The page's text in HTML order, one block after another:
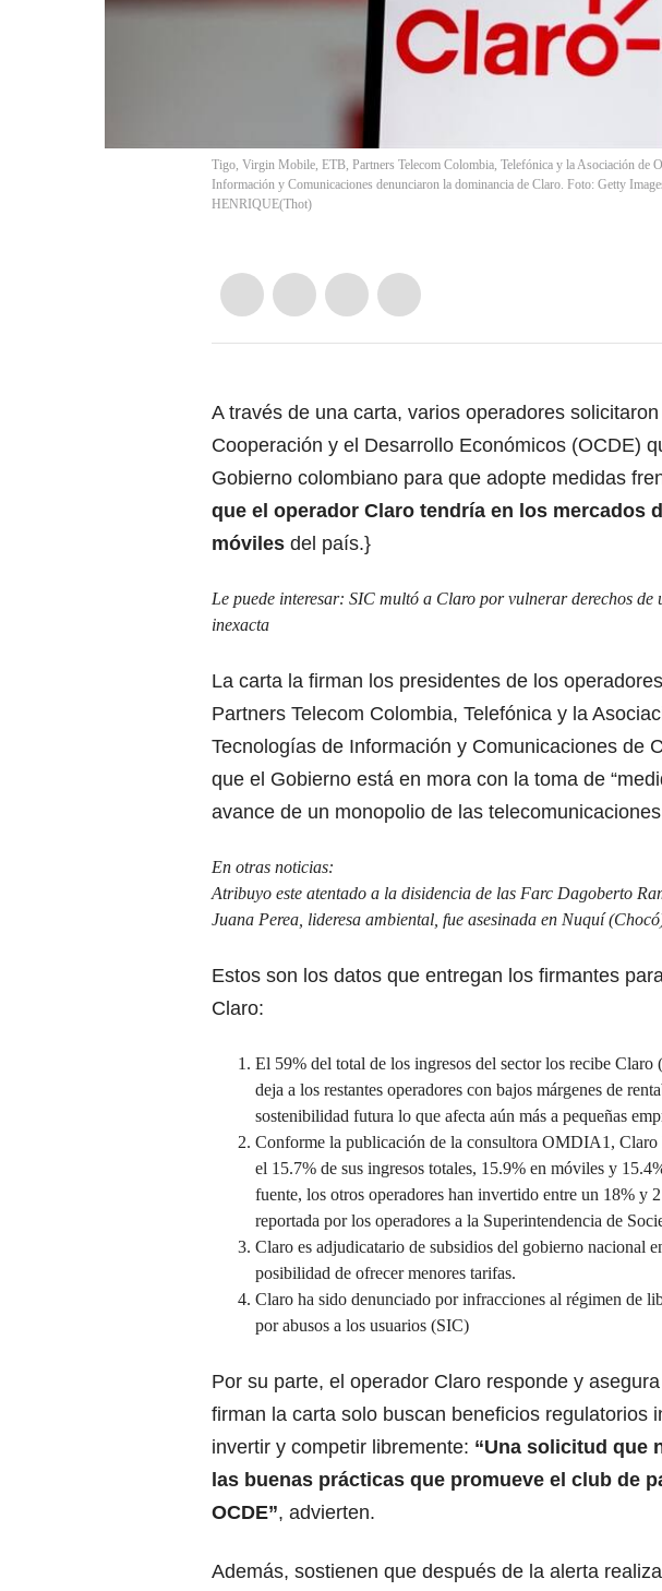
Tigo, Virgin Mobile, ETB, Partners Telecom Colombia, Telefónica y la Asociación de
Información y Comunicaciones denunciaron la dominancia de Claro. Foto: Getty
HENRIQUE(Thot)
A través de una carta, varios operadores
Cooperación y el Desarrollo Económicos (OCDE)
Gobierno colombiano para que adopte medidas
que el operador Claro tendría en los mercados
móviles del país.}
Le puede interesar: SIC multó a Claro por vulnerar derechos
inexacta
La carta la firman los presidentes de los
Partners Telecom Colombia, Telefónica y la
Tecnologías de Información y Comunicaciones de
que el Gobierno está en mora con la toma de
avance de un monopolio de las
En otras noticias:
Atribuyo este atentado a la disidencia de las Farc Dagoberto
Juana Perea, lideresa ambiental, fue asesinada en Nuquí
Estos son los datos que entregan los firmantes
Claro:
El 59% del total de los ingresos del sector los recibe
deja a los restantes operadores con bajos márgenes de
sostenibilidad futura lo que afecta aún más a pequeñas
Conforme la publicación de la consultora OMDIA1, Claro
el 15.7% de sus ingresos totales, 15.9% en móviles y
fuente, los otros operadores han invertido entre un 18% y
reportada por los operadores a la Superintendencia de
Claro es adjudicatario de subsidios del gobierno nacional
posibilidad de ofrecer menores tarifas.
Claro ha sido denunciado por infracciones al régimen de
por abusos a los usuarios (SIC)
Por su parte, el operador Claro responde y
firman la carta solo buscan beneficios regulatorios
invertir y competir libremente: “Una solicitud que
las buenas prácticas que promueve el club de
OCDE”, advierten.
Además, sostienen que después de la alerta